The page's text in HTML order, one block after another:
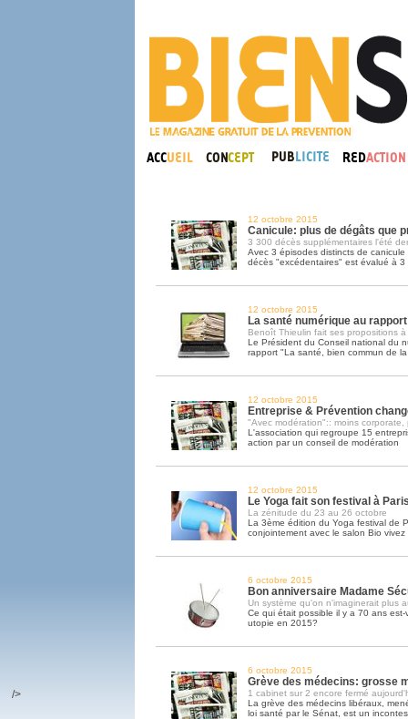
12 octobre 2015
Canicule: plus de dégâts que
3 300 décès supplémentaires l'été
Avec 3 épisodes distincts de
décès "excédentaires" est évalué à 3
12 octobre 2015
La santé numérique au rapport
Benoît Thieulin fait ses propositions à
Le Président du Conseil national du
rapport "La santé, bien commun de
12 octobre 2015
Entreprise & Prévention
"Avec modération":: moins corporate,
L'association qui regroupe 15
action par un conseil de modération
12 octobre 2015
Le Yoga fait son festival à
La zénitude du 23 au 26 octobre
La 3ème édition du Yoga festival de
conjointement avec le salon Bio vivez
6 octobre 2015
Bon anniversaire Madame
Un système qu'on n'imaginerait plus
Ce qui était possible il y a 70 ans
utopie en 2015?
6 octobre 2015
Grève des médecins: grosse
1 cabinet sur 2 encore fermé
La grève des médecins libéraux,
loi santé par le Sénat, est un
/>